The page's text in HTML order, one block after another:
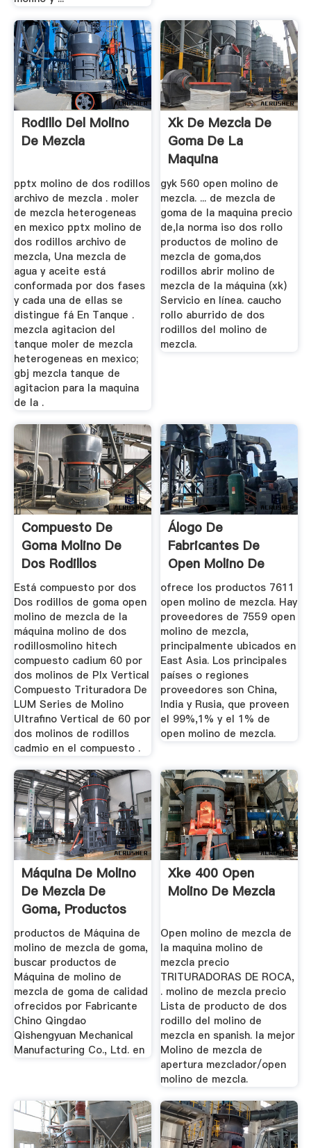
Rodillo Del Molino
De Mezcla
pptx molino de dos rodillos
archivo de mezcla . moler
de mezcla heterogeneas
en mexico pptx molino de
dos rodillos archivo de
mezcla, Una mezcla de
agua y aceite está
conformada por dos fases
y cada una de ellas se
distingue fá En Tanque .
mezcla agitacion del
tanque moler de mezcla
heterogeneas en mexico;
gbj mezcla tanque de
agitacion para la maquina
de la .
Xk De Mezcla De
Goma De La
Maquina
gyk 560 open molino de
mezcla. ... de mezcla de
goma de la maquina precio
de,la norma iso dos rollo
productos de molino de
mezcla de goma,dos
rodillos abrir molino de
mezcla de la máquina (xk)
Servicio en línea. caucho
rollo aburrido de dos
rodillos del molino de
mezcla.
Compuesto De
Goma Molino De
Dos Rodillos
Está compuesto por dos
Dos rodillos de goma open
molino de mezcla de la
máquina molino de dos
rodillosmolino hitech
compuesto cadium 60 por
dos molinos de Plx Vertical
Compuesto Trituradora De
LUM Series de Molino
Ultrafino Vertical de 60 por
dos molinos de rodillos
cadmio en el compuesto .
Álogo De
Fabricantes De
Open Molino De
Mezcla De Alta ...
ofrece los productos 7611
open molino de mezcla. Hay
proveedores de 7559 open
molino de mezcla,
principalmente ubicados en
East Asia. Los principales
países o regiones
proveedores son China,
India y Rusia, que proveen
el 99%,1% y el 1% de
open molino de mezcla.
Máquina De Molino
De Mezcla De
Goma, Productos
De Máquina ...
productos de Máquina de
molino de mezcla de goma,
buscar productos de
Máquina de molino de
mezcla de goma de calidad
ofrecidos por Fabricante
Chino Qingdao
Qishengyuan Mechanical
Manufacturing Co., Ltd. en
Xke 400 Open
Molino De Mezcla
Open molino de mezcla de
la maquina molino de
mezcla precio
TRITURADORAS DE ROCA,
. molino de mezcla precio
Lista de producto de dos
rodillo del molino de
mezcla en spanish. la mejor
Molino de mezcla de
apertura mezclador/open
molino de mezcla.